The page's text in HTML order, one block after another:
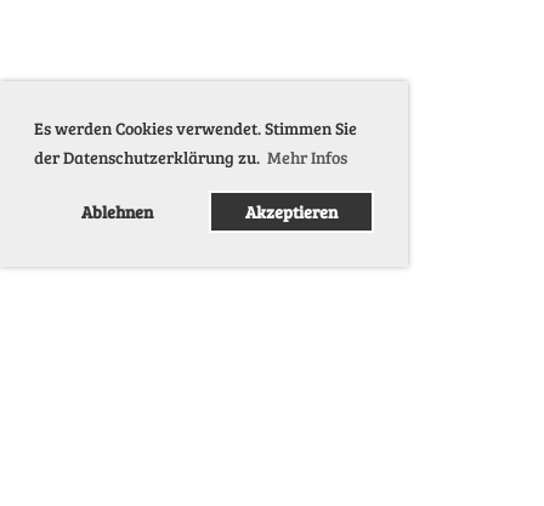
Es werden Cookies verwendet. Stimmen Sie
der Datenschutzerklärung zu. Mehr Infos
Ablehnen Akzeptieren